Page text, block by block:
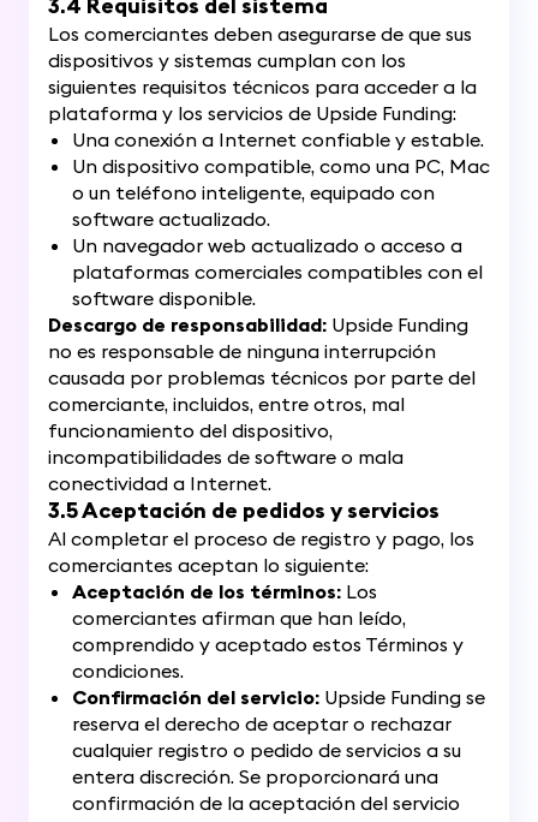
3.4 Requisitos del sistema
Los comerciantes deben asegurarse de que sus
dispositivos y sistemas cumplan con los
siguientes requisitos técnicos para acceder a la
plataforma y los servicios de Upside Funding:
Una conexión a Internet confiable y estable.
Un dispositivo compatible, como una PC, Mac
o un teléfono inteligente, equipado con
software actualizado.
Un navegador web actualizado o acceso a
plataformas comerciales compatibles con el
software disponible.
Descargo de responsabilidad: Upside Funding
no es responsable de ninguna interrupción
causada por problemas técnicos por parte del
comerciante, incluidos, entre otros, mal
funcionamiento del dispositivo,
incompatibilidades de software o mala
conectividad a Internet.
3.5 Aceptación de pedidos y servicios
Al completar el proceso de registro y pago, los
comerciantes aceptan lo siguiente:
Aceptación de los términos: Los
comerciantes afirman que han leído,
comprendido y aceptado estos Términos y
condiciones.
Confirmación del servicio: Upside Funding se
reserva el derecho de aceptar o rechazar
cualquier registro o pedido de servicios a su
entera discreción. Se proporcionará una
confirmación de la aceptación del servicio